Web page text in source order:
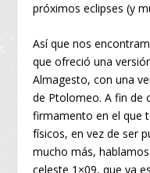
próximos eclipses (y
Así que nos
que ofreció una
Almagesto, con una
de Ptolomeo. A fin de
firmamento en el que
físicos, en vez de ser
mucho más,
celeste 1×09, que ya